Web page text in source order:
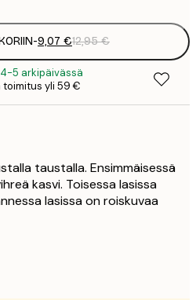
-9,07 €12,95 €
5 arkipäivässä
toimitus yli 59 €
taustalla. Ensimmäisessä
kasvi. Toisessa lasissa
lasissa on roiskuvaa